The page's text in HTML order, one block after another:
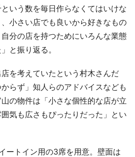
いう数を毎日作らなくてはいけな
小さい店でも良いから好きなもの
分の店を持つためにいろんな業態
と振り返る。
を考えていたという村木さんだ
らず」知人らのアドバイスなども
の物件は「小さな個性的な店が立
気も広さもぴったりだった」とい
ートイン用の3席を用意。壁面は